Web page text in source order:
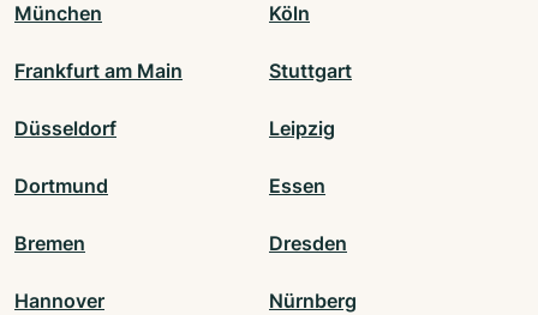
München Köln
Frankfurt am Main Stuttgart
Düsseldorf Leipzig
Dortmund Essen
Bremen Dresden
Hannover Nürnberg